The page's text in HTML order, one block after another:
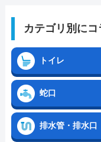
カテゴリ別に
トイレ
蛇口
排水管・排水口